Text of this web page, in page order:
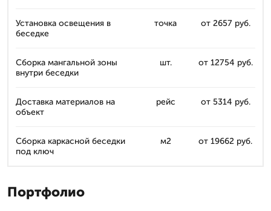
Установка освещения в
беседке
точка от 2657 руб.
Сборка мангальной зоны
внутри беседки
шт. от 12754 руб.
Доставка материалов на
объект
рейс от 5314 руб.
Сборка каркасной беседки
под ключ
м2 от 19662 руб.
Портфолио